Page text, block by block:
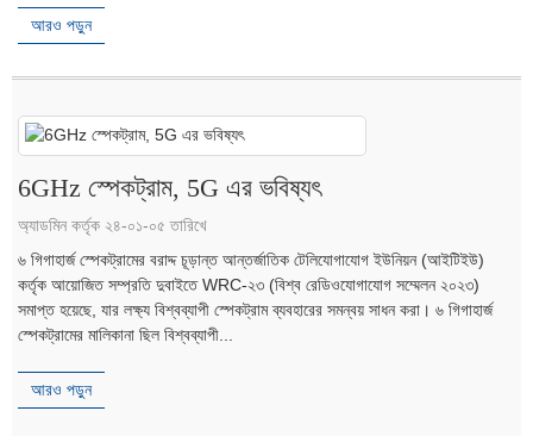
আরও পড়ুন
6GHz স্পেকট্রাম, 5G এর ভবিষ্যৎ
অ্যাডমিন কর্তৃক ২৪-০১-০৫ তারিখে
৬ গিগাহার্জ স্পেকট্রামের বরাদ্দ চূড়ান্ত আন্তর্জাতিক টেলিযোগাযোগ ইউনিয়ন (আইটিইউ)
কর্তৃক আয়োজিত সম্প্রতি দুবাইতে WRC-২৩ (বিশ্ব রেডিওযোগাযোগ সম্মেলন ২০২৩)
সমাপ্ত হয়েছে, যার লক্ষ্য বিশ্বব্যাপী স্পেকট্রাম ব্যবহারের সমন্বয় সাধন করা। ৬ গিগাহার্জ
স্পেকট্রামের মালিকানা ছিল বিশ্বব্যাপী...
আরও পড়ুন